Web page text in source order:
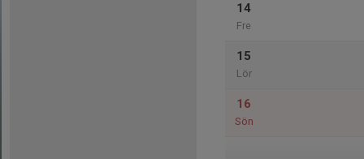
14
Fre
15
Lör
16
Sön